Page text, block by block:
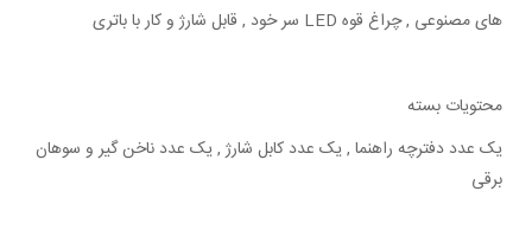
هایمصنوعی , چراغ قوه LED سر خود , قابل شارژ و کار با باتری
محتویات بسته
یک عدد دفترچه راهنما , یک عدد کابل شارژ , یک عدد ناخن گیر و سوهان
برقی